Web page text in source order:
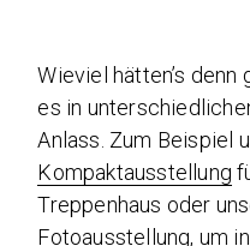
Wieviel hätten’s
es in
Anlass. Zum Beispiel
Kompaktausstellung
Treppenhaus oder
Fotoausstellung, um